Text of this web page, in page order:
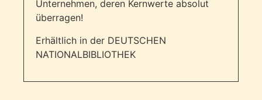
Unternehmen, deren Kernwerte absolut
überragen!
Erhältlich in der DEUTSCHEN
NATIONALBIBLIOTHEK